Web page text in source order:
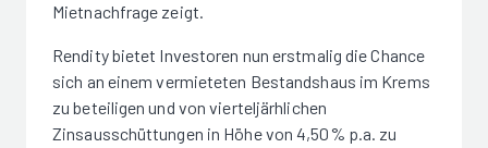
Mietnachfrage zeigt.
Rendity bietet Investoren nun erstmalig die Chance
sich an einem vermieteten Bestandshaus im Krems
zu beteiligen und von vierteljärhlichen
Zinsausschüttungen in Höhe von 4,50% p.a. zu